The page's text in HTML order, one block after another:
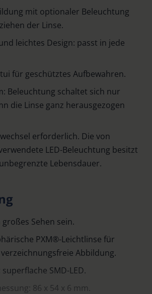
mit optionaler Beleuchtung
der Linse.
leichtes Design: passt in jede
für geschütztes Aufbewahren.
Beleuchtung schaltet sich nur
die Linse ganz herausgezogen
erforderlich. Die von
LED-Beleuchtung besitzt
Lebensdauer.
Sehen sein.
PXM®-Leichtlinse für
Abbildung.
SMD-LED.
86 x 54 x 6 mm.